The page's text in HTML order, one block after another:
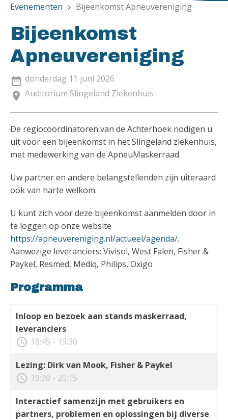
Evenementen chevron_right Bijeenkomst Apneuvereniging
Bijeenkomst
Apneuvereniging
date_range donderdag 11 juni 2026
location_on Auditorium Slingeland Ziekenhuis
De regiocoördinatoren van de Achterhoek nodigen u
uit voor een bijeenkomst in het Slingeland ziekenhuis,
met medewerking van de ApneuMaskerraad.
Uw partner en andere belangstellenden zijn uiteraard
ook van harte welkom.
U kunt zich voor deze bijeenkomst aanmelden door in
te loggen op onze website
https://apneuvereniging.nl/actueel/agenda/.
Aanwezige leveranciers: Vivisol, West Falen, Fisher &
Paykel, Resmed, Mediq, Philips, Oxigo
Programma
Inloop en bezoek aan stands maskerraad,
leveranciers
access_time 18:45 - 19:30
Lezing: Dirk van Mook, Fisher & Paykel
access_time 19:30 - 20:15
Interactief samenzijn met gebruikers en
partners, problemen en oplossingen bij diverse